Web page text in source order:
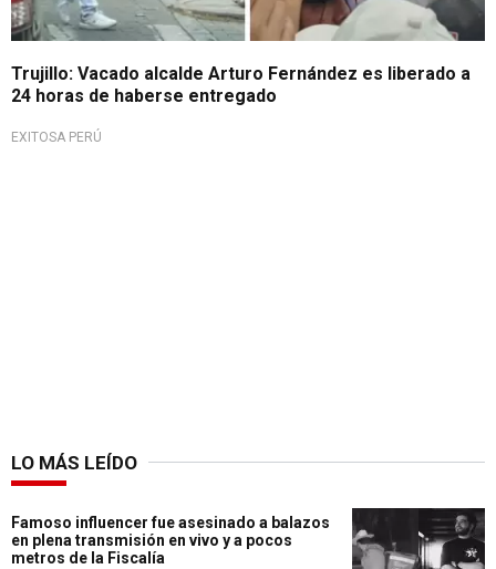
Trujillo: Vacado alcalde Arturo Fernández es liberado a
24 horas de haberse entregado
EXITOSA PERÚ
LO MÁS LEÍDO
Famoso influencer fue asesinado a balazos
en plena transmisión en vivo y a pocos
metros de la Fiscalía